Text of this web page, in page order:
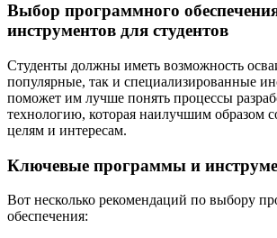
Выбор программного
инструментов для студентов
Студенты должны иметь возможность
популярные, так и специализированные
поможет им лучше понять процессы
технологию, которая наилучшим образом
целям и интересам.
Ключевые программы и
Вот несколько рекомендаций по выбору
обеспечения: